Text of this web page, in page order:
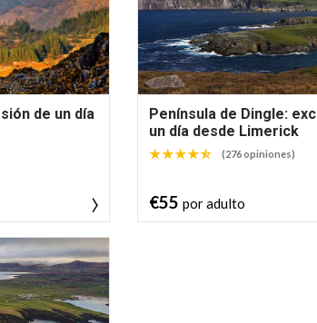
de un día
Península de Dingle:
un día desde Limerick
(276 opiniones)
€55 por adulto